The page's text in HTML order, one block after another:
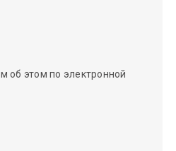
об этом по электронной